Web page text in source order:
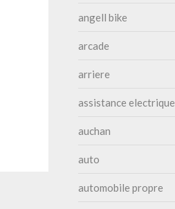
angell bike
arcade
arriere
assistance electrique
auchan
auto
automobile propre